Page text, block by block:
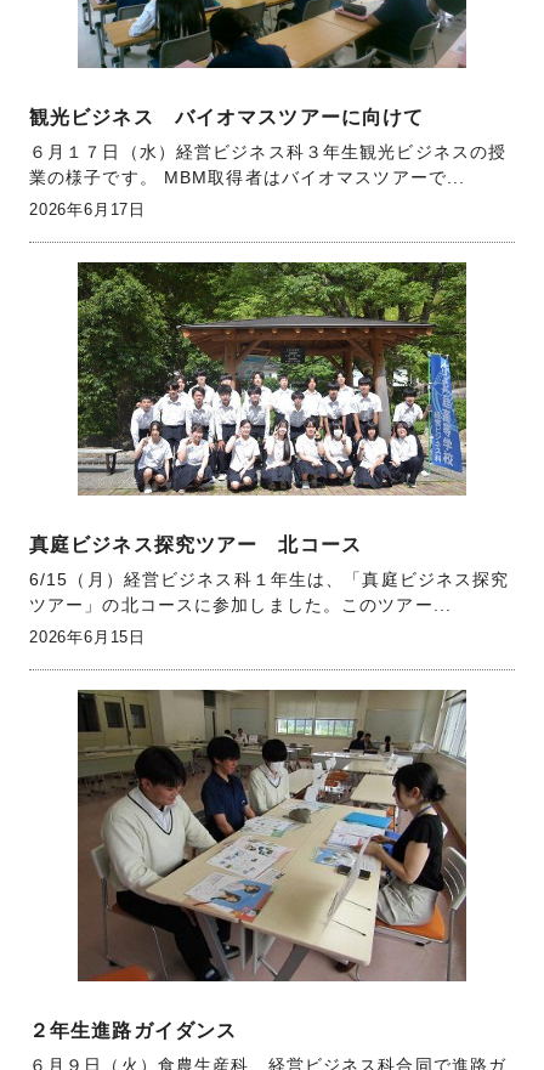
観光ビジネス バイオマスツアーに向けて
６月１７日（水）経営ビジネス科３年生観光ビジネスの授
業の様子です。 MBM取得者はバイオマスツアーで...
2026年6月17日
真庭ビジネス探究ツアー 北コース
6/15（月）経営ビジネス科１年生は、「真庭ビジネス探究
ツアー」の北コースに参加しました。このツアー...
2026年6月15日
２年生進路ガイダンス
６月９日（火）食農生産科、経営ビジネス科合同で進路ガ